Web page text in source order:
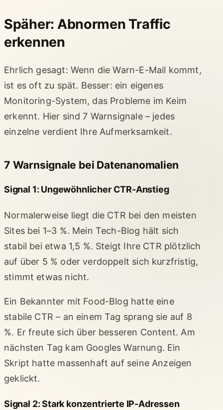
Späher: Abnormen Traffic
erkennen
Ehrlich gesagt: Wenn die Warn-E-Mail kommt,
ist es oft zu spät. Besser: ein eigenes
Monitoring-System, das Probleme im Keim
erkennt. Hier sind 7 Warnsignale – jedes
einzelne verdient Ihre Aufmerksamkeit.
7 Warnsignale bei Datenanomalien
Signal 1: Ungewöhnlicher CTR-Anstieg
Normalerweise liegt die CTR bei den meisten
Sites bei 1–3 %. Mein Tech-Blog hält sich
stabil bei etwa 1,5 %. Steigt Ihre CTR plötzlich
auf über 5 % oder verdoppelt sich kurzfristig,
stimmt etwas nicht.
Ein Bekannter mit Food-Blog hatte eine
stabile CTR – an einem Tag sprang sie auf 8
%. Er freute sich über besseren Content. Am
nächsten Tag kam Googles Warnung. Ein
Skript hatte massenhaft auf seine Anzeigen
geklickt.
Signal 2: Stark konzentrierte IP-Adressen